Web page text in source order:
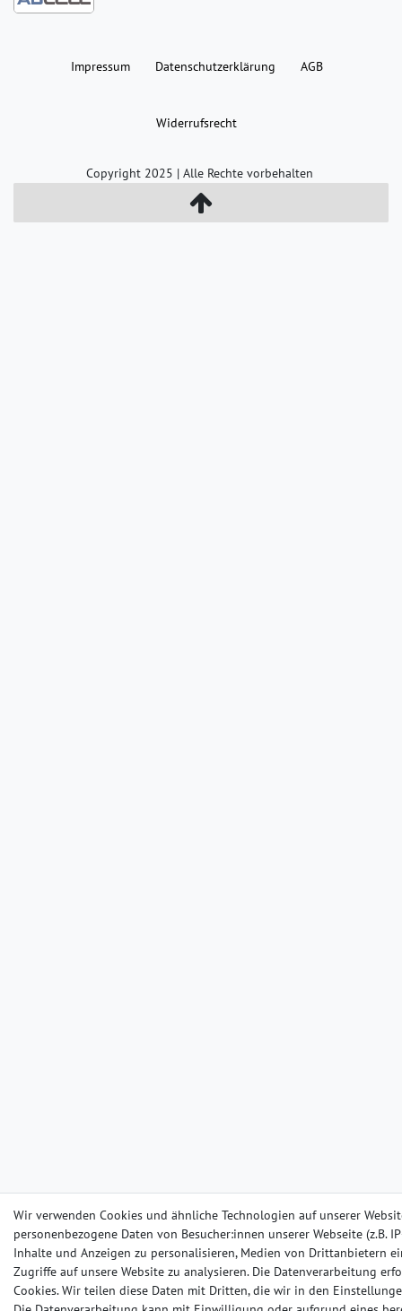
Impressum Daten­schutz­erklärung AGB
Widerrufs­recht
Copyright 2025 | Alle Rechte vorbehalten
Wir verwenden Cookies und ähnliche Technologien auf unserer
personenbezogene Daten von Besucher:innen unserer Webseite (z.B.
Inhalte und Anzeigen zu personalisieren, Medien von Drittanbietern
Zugriffe auf unsere Website zu analysieren. Die Datenverarbeitung
Cookies. Wir teilen diese Daten mit Dritten, die wir in den